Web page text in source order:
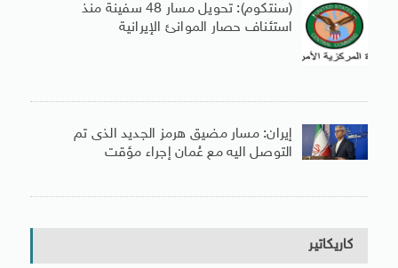
(سنتكوم): تحويل مسار 48 سفينة منذ
استئناف حصار الموانئ الإيرانية
إيران: مسار مضيق هرمز الجديد الذى تم
التوصل اليه مع عُمان إجراء مؤقت
كاريكاتير